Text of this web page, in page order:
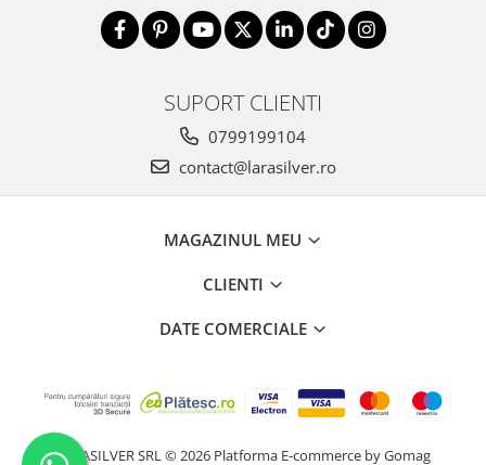
SUPORT CLIENTI
0799199104
contact@larasilver.ro
MAGAZINUL MEU
CLIENTI
DATE COMERCIALE
LARASILVER SRL © 2026 Platforma E-commerce by Gomag